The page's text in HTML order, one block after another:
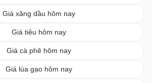
Giá xăng dầu hôm nay
Giá tiêu hôm nay
Giá cà phê hôm nay
Giá lúa gạo hôm nay